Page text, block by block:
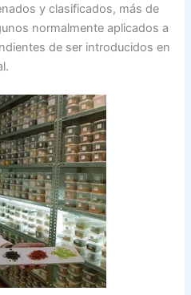
y clasificados, más de
normalmente aplicados a
de ser introducidos en